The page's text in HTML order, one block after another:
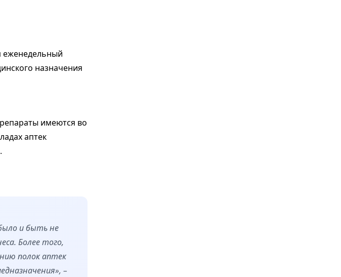
еженедельный
назначения
имеются во
аптек
и быть не
Более того,
полок аптек
–